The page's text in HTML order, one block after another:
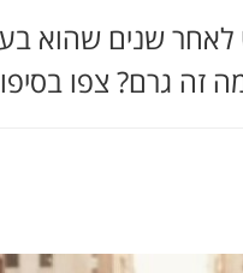
שנים שהוא
זה גרם? צפו